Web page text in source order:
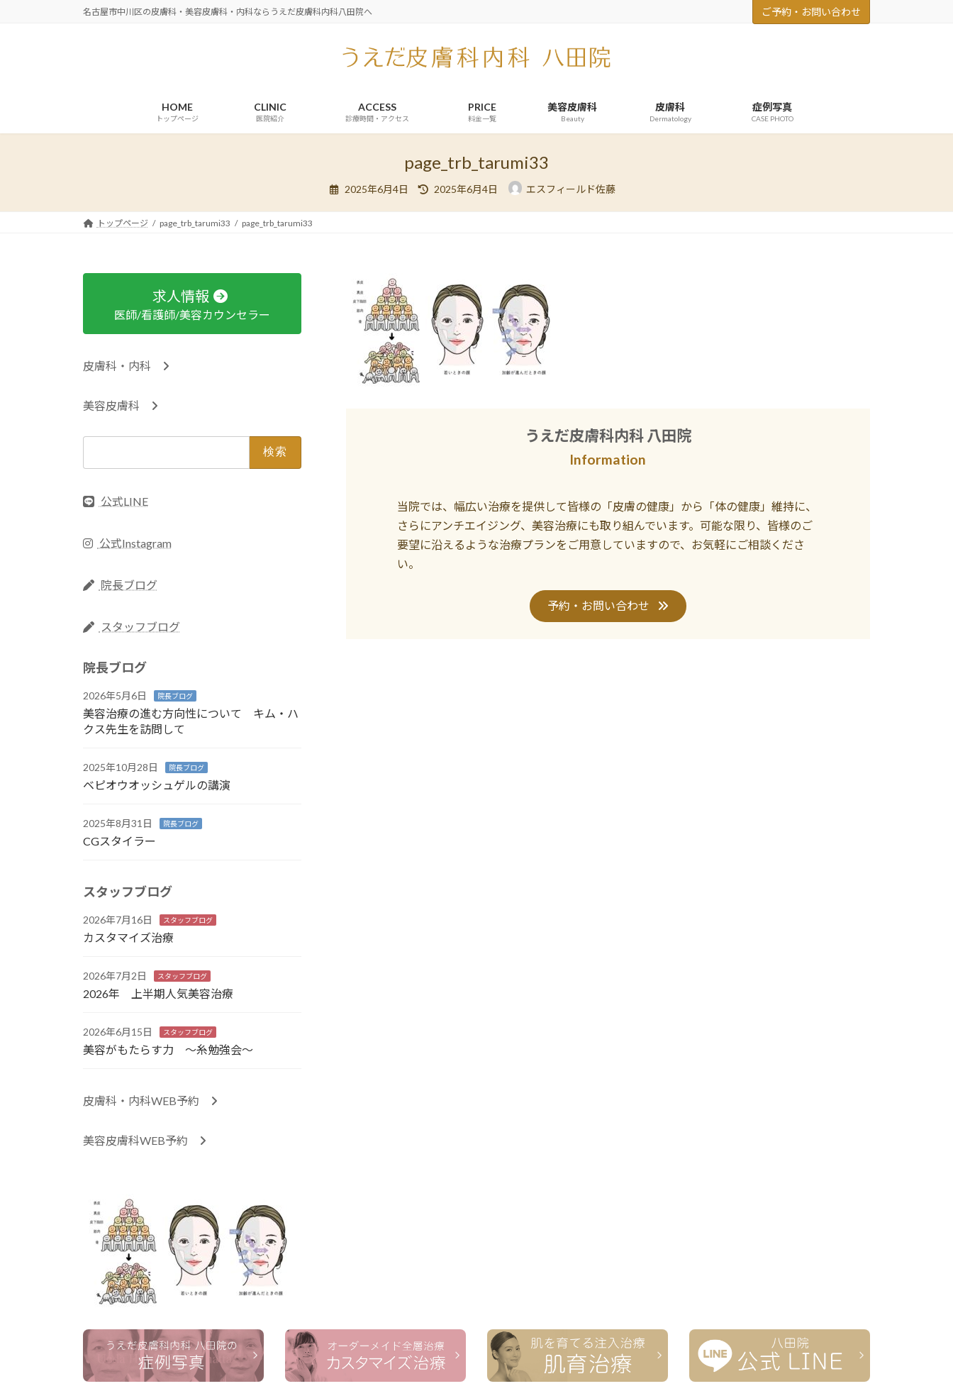
名古屋市中川区の皮膚科・美容皮膚科・内科ならうえだ皮膚科内科八田院へ ご予約・お問い合わせ
HOME
トップページ
CLINIC
医院紹介
ACCESS
診療時間・アクセス
PRICE
料金一覧
美容皮膚科
Beauty
皮膚科
Dermatology
症例写真
CASE PHOTO
page_trb_tarumi33
2025年6月4日
最
終
新
2025年6月4日 エスフィールド佐藤
トップページ page_trb_tarumi33 page_trb_tarumi33
うえだ皮膚科内科 八田院
Information
当院では、幅広い治療を提供して皆様の「皮膚の健康」から「体の健康」維持に、
さらにアンチエイジング、美容治療にも取り組んでいます。可能な限り、皆様のご
要望に沿えるような治療プランをご用意していますので、お気軽にご相談くださ
い。
予約・お問い合わせ
求人情報
医師/看護師/美容カウンセラー
皮膚科・内科
美容皮膚科
公式LINE
公式Instagram
院長ブログ
スタッフブログ
院長ブログ
2026年5月6日 院長ブログ
美容治療の進む方向性について キム・ハ
クス先生を訪問して
2025年10月28日 院長ブログ
ベピオウオッシュゲルの講演
2025年8月31日 院長ブログ
CGスタイラー
スタッフブログ
2026年7月16日 スタッフブログ
カスタマイズ治療
2026年7月2日 スタッフブログ
2026年 上半期人気美容治療
2026年6月15日 スタッフブログ
美容がもたらす力 ～糸勉強会～
皮膚科・内科WEB予約
美容皮膚科WEB予約